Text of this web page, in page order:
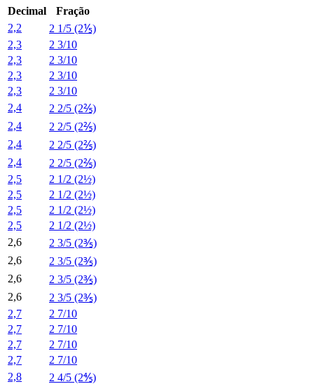
Decimal
Fração
2,2
2 1/5 (2⅕)
2,3
2 3/10
2,3
2 3/10
2,3
2 3/10
2,3
2 3/10
2,4
2 2/5 (2⅖)
2,4
2 2/5 (2⅖)
2,4
2 2/5 (2⅖)
2,4
2 2/5 (2⅖)
2,5
2 1/2 (2½)
2,5
2 1/2 (2½)
2,5
2 1/2 (2½)
2,5
2 1/2 (2½)
2,6
2 3/5 (2⅗)
2,6
2 3/5 (2⅗)
2,6
2 3/5 (2⅗)
2,6
2 3/5 (2⅗)
2,7
2 7/10
2,7
2 7/10
2,7
2 7/10
2,7
2 7/10
2,8
2 4/5 (2⅘)